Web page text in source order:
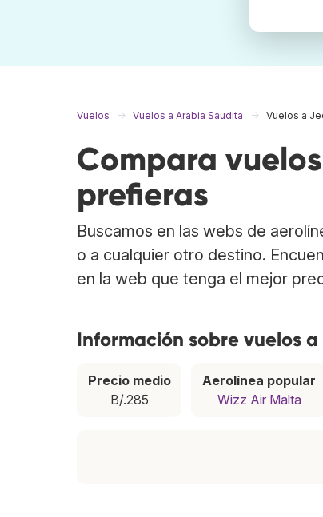
Vuelos Vuelos a Arabia Saudita Vuelos a
Compara
prefieras
Buscamos en las webs de
o a cualquier otro destino.
en la web que tenga el mejor
Información sobre vuelos
Precio medio
B/.285
Aerolínea popular
Wizz Air Malta